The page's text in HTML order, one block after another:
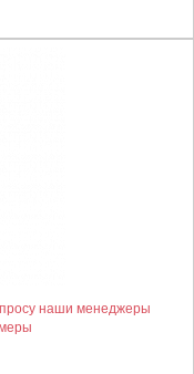
наши менеджеры